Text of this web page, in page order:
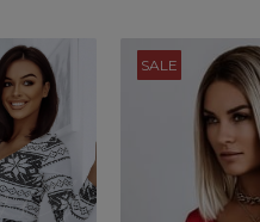
SALE